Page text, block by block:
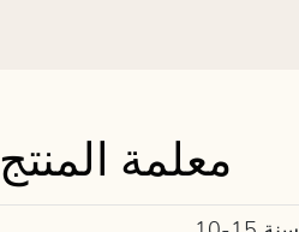
معلمة المنتج